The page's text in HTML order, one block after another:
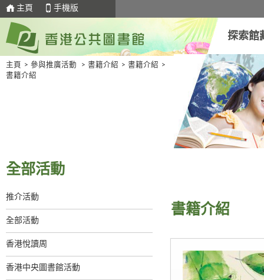
主頁 手機版
探索館
主頁 > 參與推廣活動 > 書籍介紹 > 書籍介紹 >
書籍介紹
全部活動
推介活動
全部活動
香港悅讀周
香港中央圖書館活動
書籍介紹